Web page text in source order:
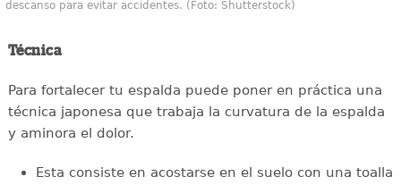
descanso para evitar accidentes. (Foto: Shutterstock)
Técnica
Para fortalecer tu espalda puede poner en práctica una
técnica japonesa que trabaja la curvatura de la espalda
y aminora el dolor.
Esta consiste en acostarse en el suelo con una toalla